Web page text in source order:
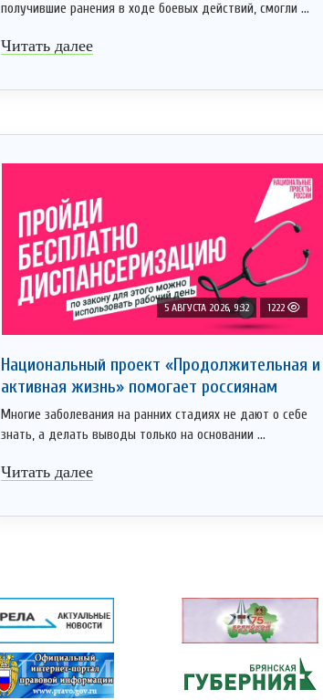
получившие ранения в ходе боевых действий, смогли ...
Читать далее
5 АВГУСТА 2026, 9:32 1222
Национальный проект «Продолжительная и
активная жизнь» помогает россиянам
Многие заболевания на ранних стадиях не дают о себе
знать, а делать выводы только на основании ...
Читать далее